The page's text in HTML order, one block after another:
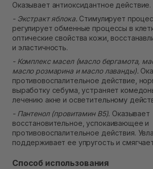
Оказывает антиоксидантное действие.
- Экстракт яблока. Стимулирует
регулирует обменные процессы в
оптические свойства кожи,
и эластичность.
- Комплекс масел (масло бергамота,
масло розмарина и масло лаванды).
противовоспалительное действие,
выработку себума, устраняет
лечению акне и осветительному
- Пантенол (провитамин B5). Оказывает
восстановительное, успокаивающее и
противовоспалительное действия.
поддерживает ее упругость и
Способ использования